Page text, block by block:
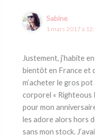
Sabine
1 mars 2017 à
Justement, j’habite
bientôt en France et
m’acheter le gros
corporel « Righteous
pour mon
les adore alors hors
sans mon stock.